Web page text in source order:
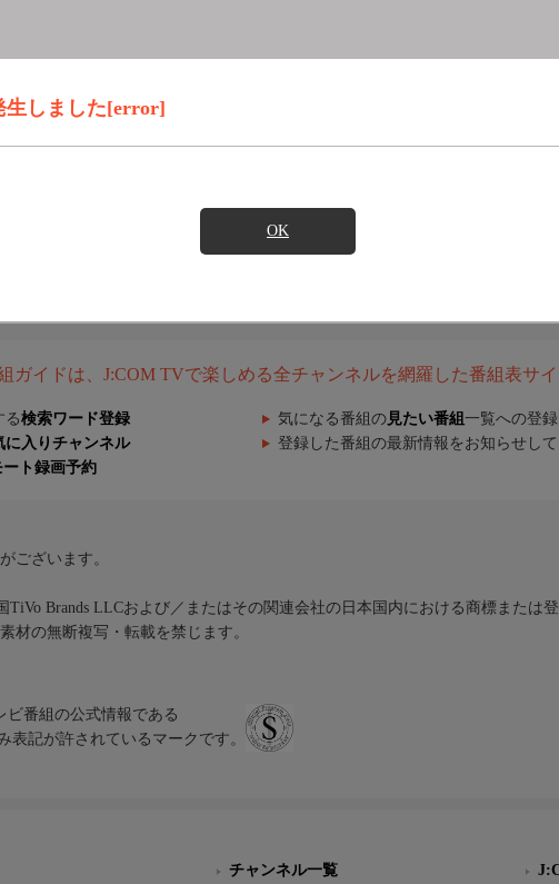
生しました[error]
OK
ガイドは、J:COM TVで楽しめる全チャンネルを網羅した番組表サイ
る検索ワード登録 気になる番組の 見たい番組 一覧への登録
に入りチャンネル 登録した番組の最新情報をお知らせし
ート録画予約
ございます。
Brands LLCおよび／またはその関連会社の日本国内における商標または登
材の無断複写・転載を禁じます。
ビ番組の公式情報である
表記が許されているマークです。
チャンネル一覧